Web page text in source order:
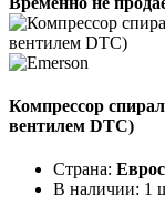
Компрессор
вентилем DTC)
Страна:
В наличии: 1